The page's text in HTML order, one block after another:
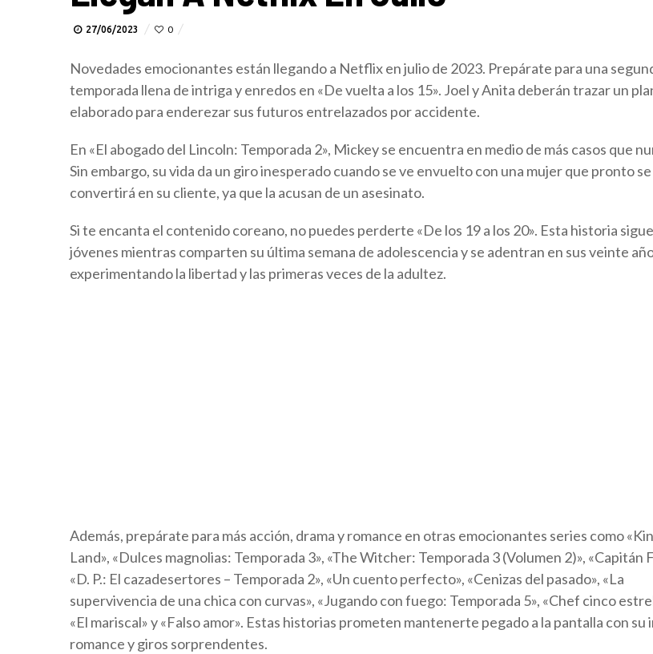
27/06/2023 0
Novedades emocionantes están llegando a Netflix en julio de 2023. Prepárate para una
temporada llena de intriga y enredos en «De vuelta a los 15». Joel y Anita deberán trazar un
elaborado para enderezar sus futuros entrelazados por accidente.
En «El abogado del Lincoln: Temporada 2», Mickey se encuentra en medio de más casos que
Sin embargo, su vida da un giro inesperado cuando se ve envuelto con una mujer que pronto se
convertirá en su cliente, ya que la acusan de un asesinato.
Si te encanta el contenido coreano, no puedes perderte «De los 19 a los 20». Esta historia
jóvenes mientras comparten su última semana de adolescencia y se adentran en sus veinte
experimentando la libertad y las primeras veces de la adultez.
Además, prepárate para más acción, drama y romance en otras emocionantes series como
Land», «Dulces magnolias: Temporada 3», «The Witcher: Temporada 3 (Volumen 2)», «Capitán
«D. P.: El cazadesertores – Temporada 2», «Un cuento perfecto», «Cenizas del pasado», «La
supervivencia de una chica con curvas», «Jugando con fuego: Temporada 5», «Chef cinco
«El mariscal» y «Falso amor». Estas historias prometen mantenerte pegado a la pantalla con su
romance y giros sorprendentes.